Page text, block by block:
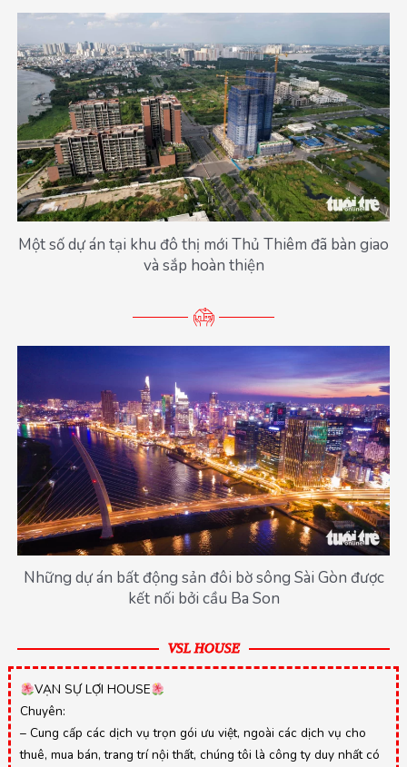
Một số dự án tại khu đô thị mới Thủ Thiêm đã bàn giao
và sắp hoàn thiện
Những dự án bất động sản đôi bờ sông Sài Gòn được
kết nối bởi cầu Ba Son
VSL HOUSE
VẠN SỰ LỢI HOUSE
Chuyên:
– Cung cấp các dịch vụ trọn gói ưu việt, ngoài các dịch vụ cho
thuê, mua bán, trang trí nội thất, chúng tôi là công ty duy nhất có